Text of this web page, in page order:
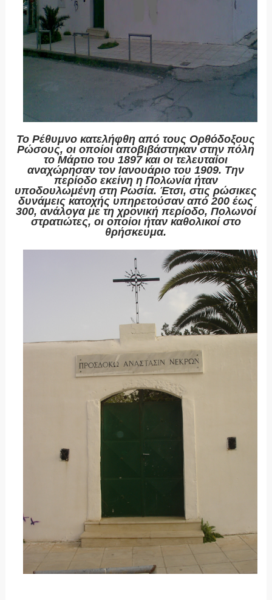
Το Ρέθυμνο κατελήφθη από τους Ορθόδοξους
Ρώσους, οι οποίοι αποβιβάστηκαν στην πόλη
το Μάρτιο του 1897 και οι τελευταίοι
αναχώρησαν τον Ιανουάριο του 1909. Την
περίοδο εκείνη η Πολωνία ήταν
υποδουλωμένη στη Ρωσία. Έτσι, στις ρώσικες
δυνάμεις κατοχής υπηρετούσαν από 200 έως
300, ανάλογα με τη χρονική περίοδο, Πολωνοί
στρατιώτες, οι οποίοι ήταν καθολικοί στο
θρήσκευμα.